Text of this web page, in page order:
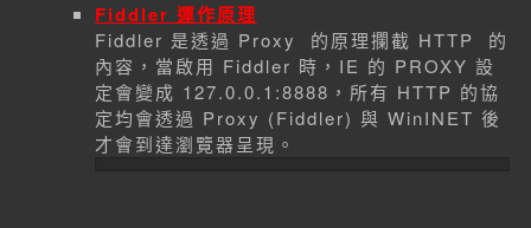
Fiddler 運作原理
Fiddler 是透過 Proxy 的原理攔截 HTTP 的
內容，當啟用 Fiddler 時，IE 的 PROXY 設
定會變成 127.0.0.1:8888，所有 HTTP 的協
定均會透過 Proxy (Fiddler) 與 WinINET 後
才會到達瀏覽器呈現。